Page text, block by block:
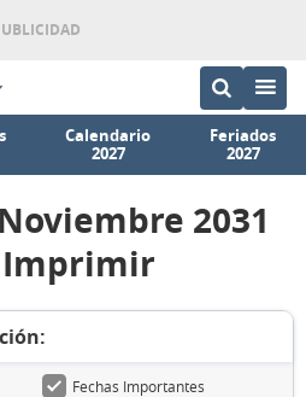
Calendario
2027
Feriados
2027
2031
Fechas Importantes